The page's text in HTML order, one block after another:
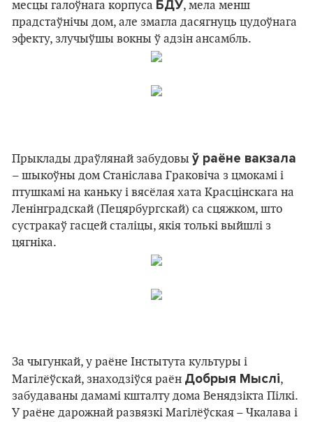
месцы галоўнага корпуса БДУ, мела менш
прадстаўнічы дом, але змагла дасягнуць цудоўнага
эфекту, злучыўшы вокны ў адзін ансамбль.
Прыклады драўлянай забудовы ў раёне вакзала
– шыкоўны дом Станіслава Граковіча з цмокамі і
птушкамі на каньку і вясёлая хата Красцінскага на
Ленінградскай (Пецярбургскай) са сцяжком, што
сустракаў гасцей сталіцы, якія толькі выйшлі з
цягніка.
За чыгункай, у раёне Інстытута культуры і
Магілёўскай, знаходзіўся раён Добрыя Мыслі,
забудаваны дамамі кшталту дома Венядзікта Пілкі.
У раёне дарожнай развязкі Магілёўская – Чкалава і